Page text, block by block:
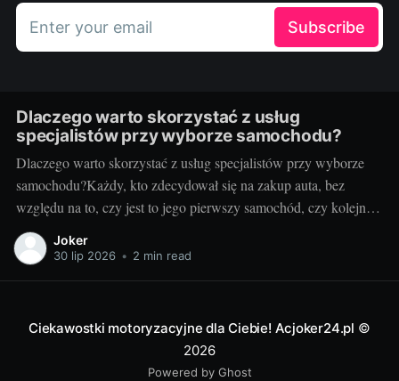
Enter your email Subscribe
Dlaczego warto skorzystać z usług
specjalistów przy wyborze samochodu?
Dlaczego warto skorzystać z usług specjalistów przy wyborze
samochodu?Każdy, kto zdecydował się na zakup auta, bez
względu na to, czy jest to jego pierwszy samochód, czy kolejny,
zna trudności związane z tym procesem. Nic dziwnego - to
niezwykle ważna decyzja, a rynek samochodowy pełen jest
Joker
30 lip 2026 • 2 min read
Ciekawostki motoryzacyjne dla Ciebie! Acjoker24.pl ©
2026
Powered by Ghost